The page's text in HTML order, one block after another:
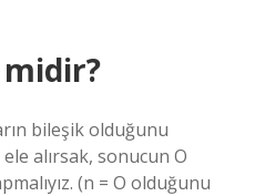
bileşik olduğunu
alırsak, sonucun O
(n = O olduğunu